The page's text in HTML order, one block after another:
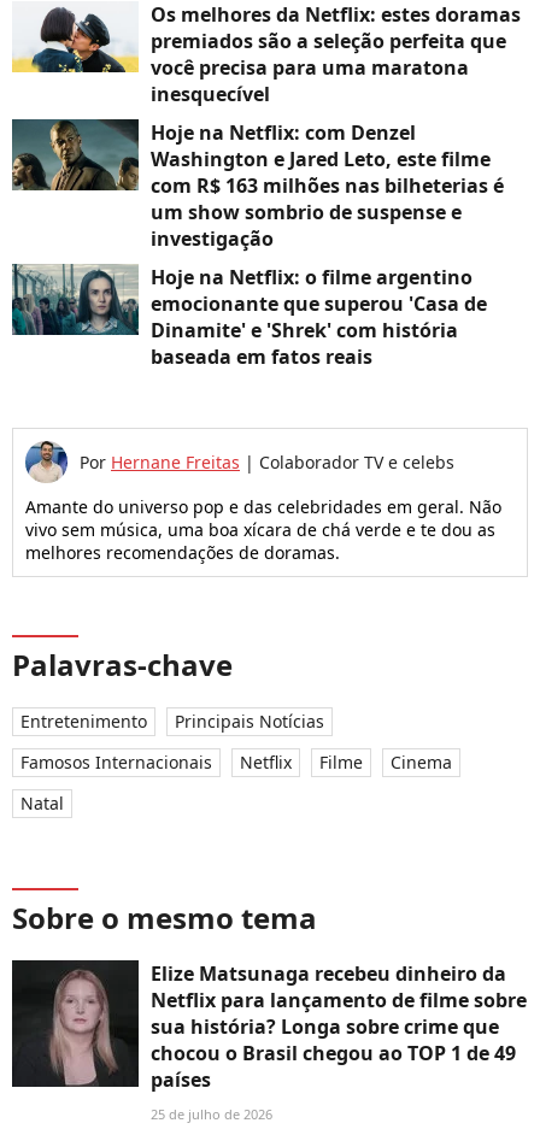
Os melhores da Netflix: estes doramas
premiados são a seleção perfeita que
você precisa para uma maratona
inesquecível
Hoje na Netflix: com Denzel
Washington e Jared Leto, este filme
com R$ 163 milhões nas bilheterias é
um show sombrio de suspense e
investigação
Hoje na Netflix: o filme argentino
emocionante que superou 'Casa de
Dinamite' e 'Shrek' com história
baseada em fatos reais
Por Hernane Freitas | Colaborador TV e celebs
Amante do universo pop e das celebridades em geral. Não
vivo sem música, uma boa xícara de chá verde e te dou as
melhores recomendações de doramas.
Palavras-chave
Entretenimento
Principais Notícias
Famosos Internacionais
Netflix Filme
Cinema
Natal
Sobre o mesmo tema
Elize Matsunaga recebeu dinheiro da
Netflix para lançamento de filme sobre
sua história? Longa sobre crime que
chocou o Brasil chegou ao TOP 1 de 49
países
25 de julho de 2026